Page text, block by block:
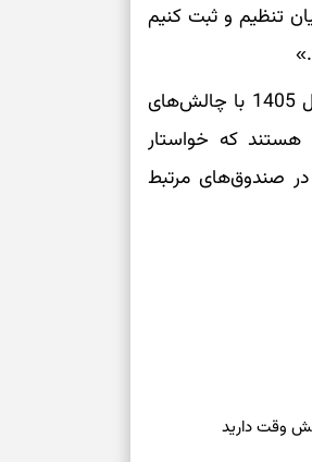
تنظیم و ثبت کنیم
به نظر می‌رسد صندوق بازنشستگی کشوری و وزارت آموزش و پرورش در سال 1405 با چالش‌های
هستند که خواستار
صندوق‌های مرتبط